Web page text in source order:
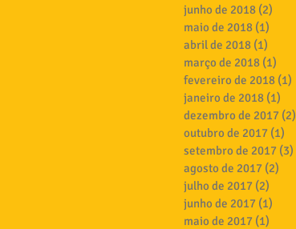
junho de 2018 (2)
maio de 2018 (1)
abril de 2018 (1)
março de 2018 (1)
fevereiro de 2018 (1)
janeiro de 2018 (1)
dezembro de 2017 (2)
outubro de 2017 (1)
setembro de 2017 (3)
agosto de 2017 (2)
julho de 2017 (2)
junho de 2017 (1)
maio de 2017 (1)